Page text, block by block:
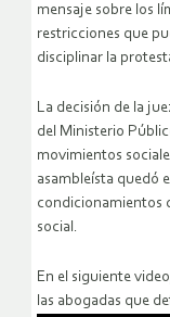
mensaje sobre los
restricciones que
disciplinar la
La decisión de la
del Ministerio
movimientos
asambleísta quedó
condicionamientos
social.
En el siguiente
las abogadas que